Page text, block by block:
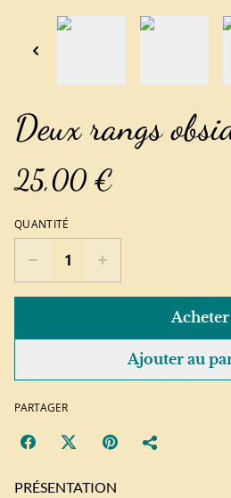
Deux rangs
25,00 €
QUANTITÉ
Acheter
Ajouter au
PARTAGER
PRÉSENTATION